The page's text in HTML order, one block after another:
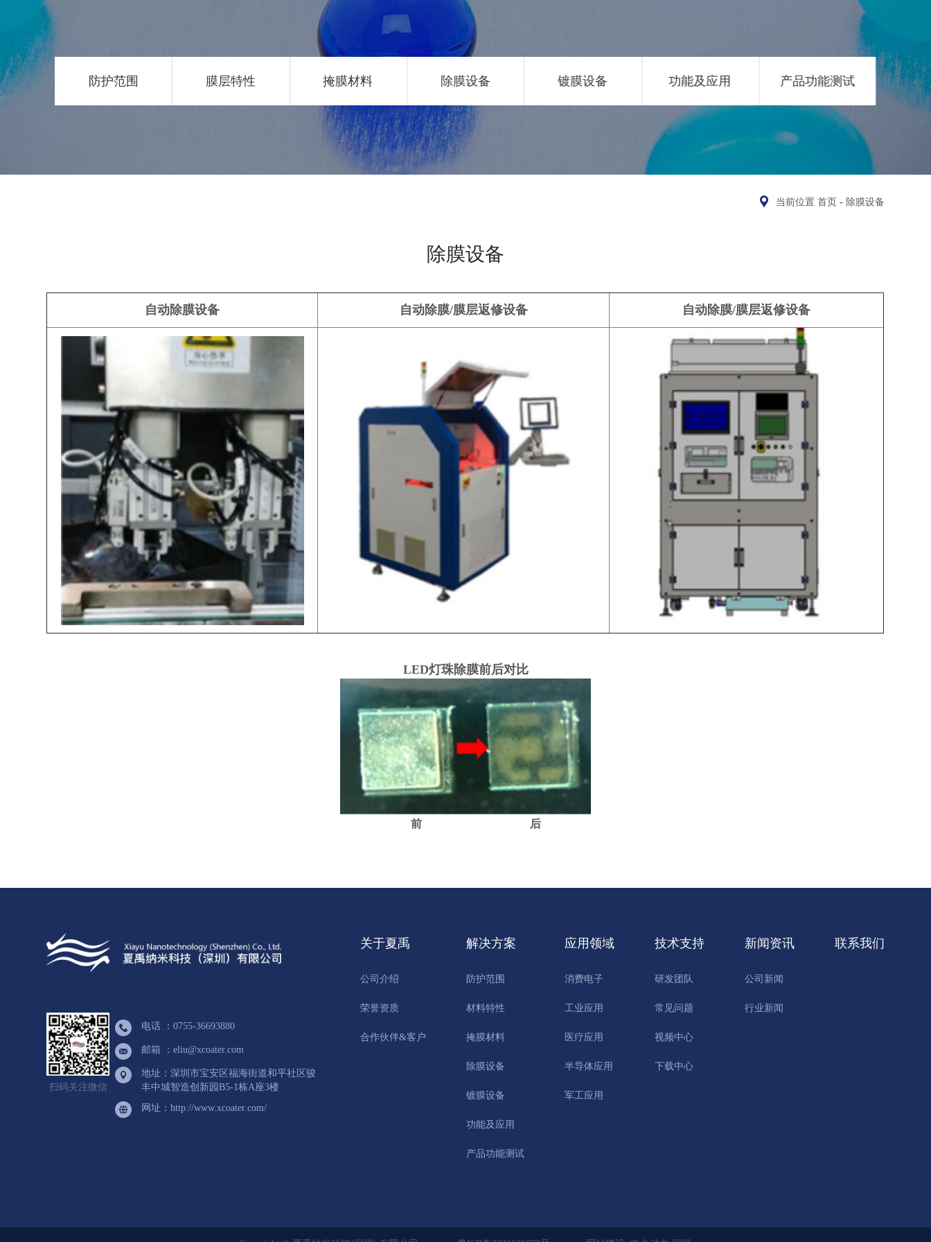
防护范围 膜层特性 掩膜材料 除膜设备 镀膜设备 功能及应用 产品功能测试
当前位置 首页 - 除膜设备
除膜设备
自动除膜设备 自动除膜/膜层返修设备 自动除膜/膜层返修设备
LED灯珠除膜前后对比
前 后
扫码关注微信
电话 ：0755-36693880
邮箱 ：eliu@xcoater.com
地址：深圳市宝安区福海街道和平社区骏
丰中城智造创新园B5-1栋A座3楼
网址：http://www.xcoater.com/
关于夏禹
公司介绍
荣誉资质
合作伙伴&客户
解决方案
防护范围
材料特性
掩膜材料
除膜设备
镀膜设备
功能及应用
产品功能测试
应用领域
消费电子
工业应用
医疗应用
半导体应用
军工应用
技术支持
研发团队
常见问题
视频中心
下载中心
新闻资讯
公司新闻
行业新闻
联系我们